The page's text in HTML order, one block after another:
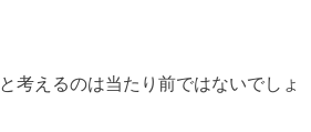
と考えるのは当たり前ではないでしょ